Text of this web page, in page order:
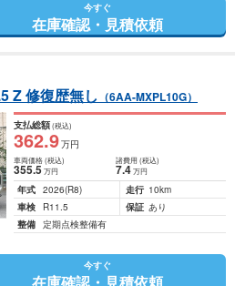
今すぐ
在庫確認・見積依頼
Z 修復歴無し （6AA-MXPL10G）
支払総額(税込)
362.9万円
車両価格(税込)
355.5万円
諸費用 (税込)
7.4 万円
年式 2026(R8) 走行 10km
車検
R11.5 保証 あり
整備 定期点検整備有
今すぐ